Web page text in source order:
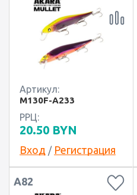
Артикул:
M130F-A233
РРЦ:
20.50 BYN
Вход / Регистрация
A82